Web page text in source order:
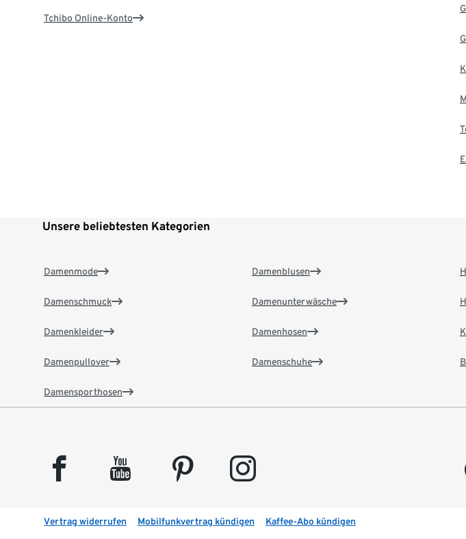
Tchibo Online-Konto
Unsere beliebtesten Kategorien
Damenmode
Damenschmuck
Damenkleider
Damenpullover
Damensporthosen
Damenblusen
Damenunterwäsche
Damenhosen
Damenschuhe
facebook youtube pinterest instagram
Vertrag widerrufen Mobilfunkvertrag kündigen Kaffee-Abo kündigen